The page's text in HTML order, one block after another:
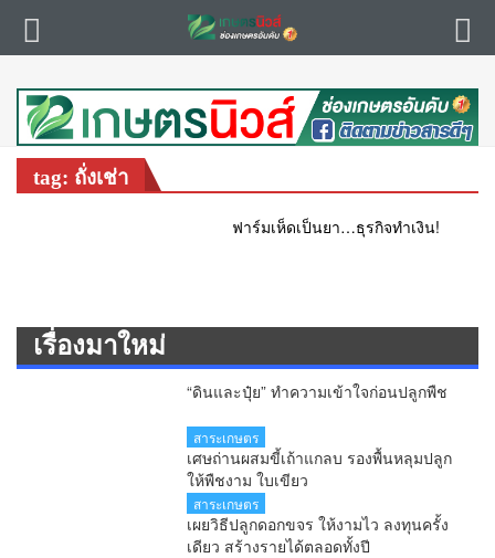
tag: ถั่งเช่า
ฟาร์มเห็ดเป็นยา…ธุรกิจทำเงิน!
เรื่องมาใหม่
“ดินและปุ๋ย” ทำความเข้าใจก่อนปลูกพืช
สาระเกษตร
เศษถ่านผสมขี้เถ้าแกลบ รองพื้นหลุมปลูก
ให้พืชงาม ใบเขียว
สาระเกษตร
เผยวิธีปลูกดอกขจร ให้งามไว ลงทุนครั้ง
เดียว สร้างรายได้ตลอดทั้งปี